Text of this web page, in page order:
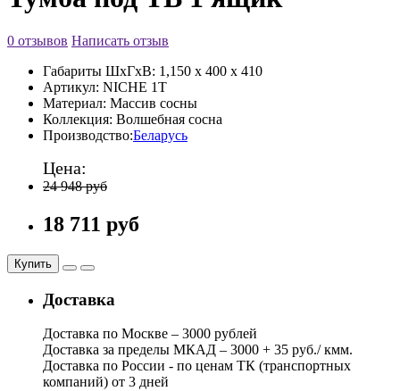
0 отзывов Написать отзыв
Габариты ШxГxВ: 1,150 x 400 x 410
Артикул: NICHE 1T
Материал: Массив сосны
Коллекция: Волшебная сосна
Производство:Беларусь
Цена:
24 948 руб
18 711 руб
Купить
Доставка
Доставка по Москве – 3000 рублей
Доставка за пределы МКАД – 3000 + 35 руб./ кмм.
Доставка по России - по ценам ТК (транспортных
компаний) от 3 дней